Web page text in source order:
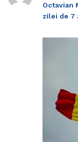
Octavian
zilei de 7